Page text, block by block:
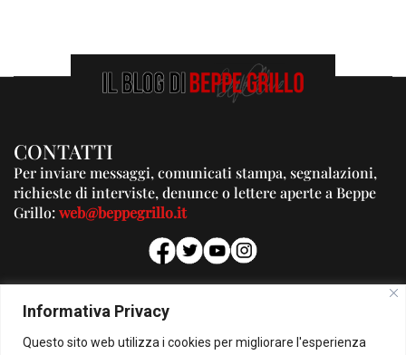
Informativa Privacy
Questo sito web utilizza i cookies per migliorare l'esperienza
CONTATTI
Per inviare messaggi, comunicati stampa, segnalazioni,
richieste di interviste, denunce o lettere aperte a Beppe
Grillo:web@beppegrillo.it
PUBBLICITA'
Per la tua pubblicità su questo Blog:
pubblicita@beppegrillo.it